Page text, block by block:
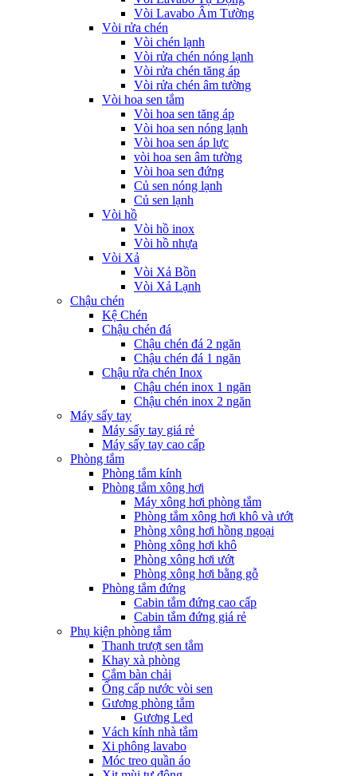
Vòi Lavabo Âm Tường
Vòi rửa chén
Vòi chén lạnh
Vòi rửa chén nóng lạnh
Vòi rửa chén tăng áp
Vòi rửa chén âm tường
Vòi hoa sen tắm
Vòi hoa sen tăng áp
Vòi hoa sen nóng lạnh
Vòi hoa sen áp lực
vòi hoa sen âm tường
Vòi hoa sen đứng
Củ sen nóng lạnh
Củ sen lạnh
Vòi hồ
Vòi hồ inox
Vòi hồ nhựa
Vòi Xả
Vòi Xả Bồn
Vòi Xả Lạnh
Chậu chén
Kệ Chén
Chậu chén đá
Chậu chén đá 2 ngăn
Chậu chén đá 1 ngăn
Chậu rửa chén Inox
Chậu chén inox 1 ngăn
Chậu chén inox 2 ngăn
Máy sấy tay
Máy sấy tay giá rẻ
Máy sấy tay cao cấp
Phòng tắm
Phòng tắm kính
Phòng tắm xông hơi
Máy xông hơi phòng tắm
Phòng tắm xông hơi khô và ướt
Phòng xông hơi hồng ngoại
Phòng xông hơi khô
Phòng xông hơi ướt
Phòng xông hơi bằng gỗ
Phòng tắm đứng
Cabin tắm đứng cao cấp
Cabin tắm đứng giá rẻ
Phụ kiện phòng tắm
Thanh trượt sen tắm
Khay xà phòng
Cắm bàn chải
Ống cấp nước vòi sen
Gương phòng tắm
Gương Led
Vách kính nhà tắm
Xi phông lavabo
Móc treo quần áo